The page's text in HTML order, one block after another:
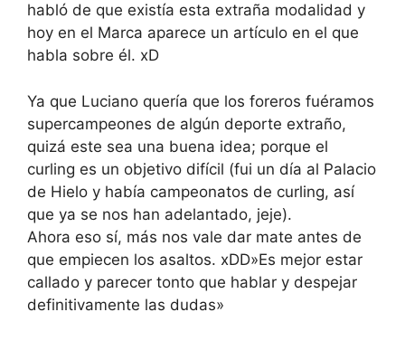
habló de que existía esta extraña modalidad y
hoy en el Marca aparece un artículo en el que
habla sobre él. xD
Ya que Luciano quería que los foreros fuéramos
supercampeones de algún deporte extraño,
quizá este sea una buena idea; porque el
curling es un objetivo difícil (fui un día al Palacio
de Hielo y había campeonatos de curling, así
que ya se nos han adelantado, jeje).
Ahora eso sí, más nos vale dar mate antes de
que empiecen los asaltos. xDD»Es mejor estar
callado y parecer tonto que hablar y despejar
definitivamente las dudas»